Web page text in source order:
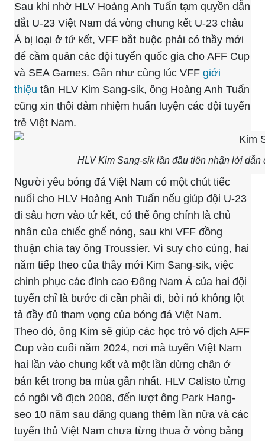
Sau khi nhờ HLV Hoàng Anh Tuấn tạm quyền dẫn
dắt U-23 Việt Nam đá vòng chung kết U-23 châu
Á bị loại ở tứ kết, VFF bắt buộc phải có thầy mới
để cầm quân các đội tuyển quốc gia cho AFF Cup
và SEA Games. Gần như cùng lúc VFF giới
thiệu tân HLV Kim Sang-sik, ông Hoàng Anh Tuấn
cũng xin thôi đảm nhiệm huấn luyện các đội tuyển
trẻ Việt Nam.
HLV Kim Sang-sik lần đầu tiên nhận lời
Người yêu bóng đá Việt Nam có một chút tiếc
nuối cho HLV Hoàng Anh Tuấn nếu giúp đội U-23
đi sâu hơn vào tứ kết, có thể ông chính là chủ
nhân của chiếc ghế nóng, sau khi VFF đồng
thuận chia tay ông Troussier. Vì suy cho cùng, hai
năm tiếp theo của thầy mới Kim Sang-sik, việc
chinh phục các đỉnh cao Đông Nam Á của hai đội
tuyển chỉ là bước đi cần phải đi, bởi nó không lột
tả đầy đủ tham vọng của bóng đá Việt Nam.
Theo đó, ông Kim sẽ giúp các học trò vô địch AFF
Cup vào cuối năm 2024, nơi mà tuyển Việt Nam
hai lần vào chung kết và một lần dừng chân ở
bán kết trong ba mùa gần nhất. HLV Calisto từng
có ngôi vô địch 2008, đến lượt ông Park Hang-
seo 10 năm sau đăng quang thêm lần nữa và các
tuyển thủ Việt Nam chưa từng thua ở vòng bảng